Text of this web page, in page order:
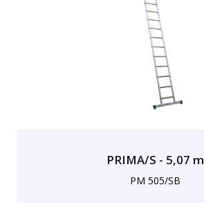
PRIMA/S - 5,07 m
PM 505/SB